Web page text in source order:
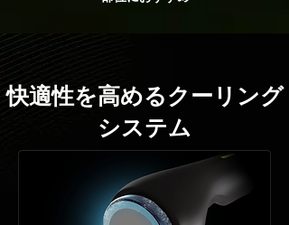
快適性を高めるクーリング
システム